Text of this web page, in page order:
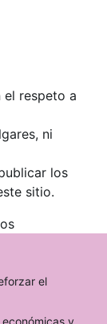
el respeto a
ni
los
sitio.
el